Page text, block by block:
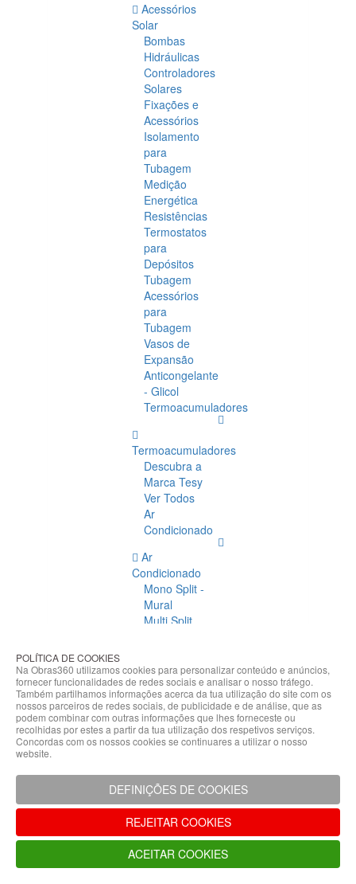
Acessórios
Solar
Bombas
Hidráulicas
Controladores
Solares
Fixações e
Acessórios
Isolamento
para
Tubagem
Medição
Energética
Resistências
Termostatos
para
Depósitos
Tubagem
Acessórios
para
Tubagem
Vasos de
Expansão
Anticongelante
- Glicol
Termoacumuladores
Termoacumuladores
Descubra a
Marca Tesy
Ver Todos
Ar
Condicionado
Ar
Condicionado
Mono Split -
Mural
Multi Split
Condicionado
Acessórios
Climatização
Acessórios
Climatização
Hidráulicas
Controladores
Fixações e
Acessórios
Isolamento
para
Tubagem
POLÍTICA DE COOKIES
Na Obras360 utilizamos cookies para personalizar conteúdo e anúncios,
fornecer funcionalidades de redes sociais e analisar o nosso tráfego.
Também partilhamos informações acerca da tua utilização do site com os
nossos parceiros de redes sociais, de publicidade e de análise, que as
podem combinar com outras informações que lhes forneceste ou
recolhidas por estes a partir da tua utilização dos respetivos serviços.
Concordas com os nossos cookies se continuares a utilizar o nosso
website.
DEFINIÇÕES DE COOKIES
REJEITAR COOKIES
ACEITAR COOKIES